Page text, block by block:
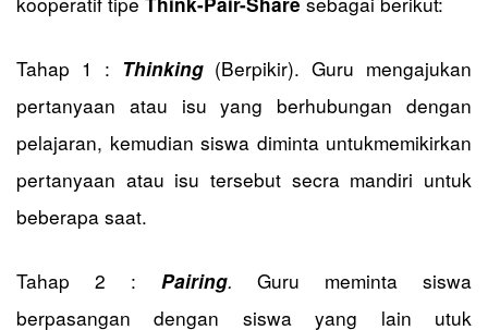
Tahap 1 : Thinking(Berpikir). Guru mengajukan
pertanyaan atau isu yang berhubungan dengan
pelajaran, kemudian siswa diminta untukmemikirkan
pertanyaan atau isu tersebut secra mandiri untuk
beberapa saat.
Tahap 2 : Pairing. Guru meminta siswa
berpasangan dengan siswa yang lain utuk